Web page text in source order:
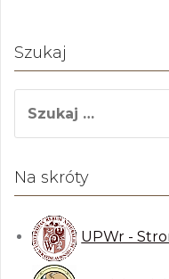
w
p
s
y
Szukaj
:
Na skróty
UPWr -